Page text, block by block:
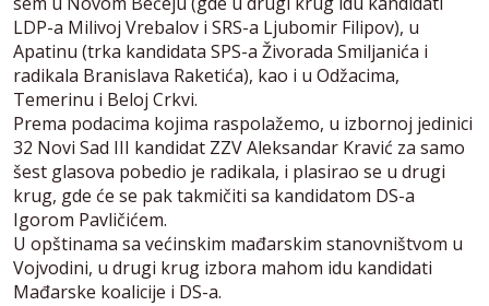
LDP-a Milivoj Vrebalov i SRS-a Ljubomir Filipov), u
Apatinu (trka kandidata SPS-a Živorada Smiljanića i
radikala Branislava Raketića), kao i u Odžacima,
Temerinu i Beloj Crkvi.
Prema podacima kojima raspolažemo, u izbornoj jedinici
32 Novi Sad III kandidat ZZV Aleksandar Kravić za samo
šest glasova pobedio je radikala, i plasirao se u drugi
krug, gde će se pak takmičiti sa kandidatom DS-a
Igorom Pavličićem.
U opštinama sa većinskim mađarskim stanovništvom u
Vojvodini, u drugi krug izbora mahom idu kandidati
Mađarske koalicije i DS-a.